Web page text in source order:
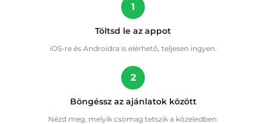
1
Töltsd le az appot
iOS-re és Androidra is elérhető, teljesen ingyen.
2
Böngéssz az ajánlatok között
Nézd meg, melyik csomag tetszik a közeledben.